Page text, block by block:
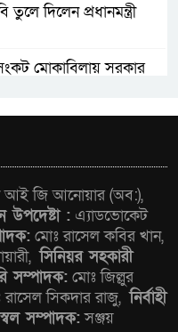
তুলে দিলেন প্রধানমন্ত্রী
সংকট মোকাবিলায় সরকার
কমিটির নির্বাহী সদস্য
পুঁজিবাজারে
স্বার্থ সুরক্ষায়
ভূমিকা রাখছে: ওয়াসি
আই জি আনোয়ার (অব:),
: এ্যাডভোকেট
মোঃ রাসেল কবির খান,
সিনিয়র সহকারী
সম্পাদক: মোঃ জিল্লুর
রাসেল সিকদার রাজু,নির্বাহী
সম্পাদক:সঞ্জয়